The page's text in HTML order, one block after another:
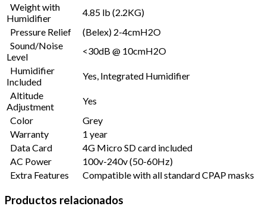
Weight with
Humidifier
4.85 lb (2.2KG)
Pressure Relief
(Belex) 2-4cmH2O
Sound/Noise
Level
<30dB @ 10cmH2O
Humidifier
Included
Yes, Integrated Humidifier
Altitude
Adjustment
Yes
Color
Grey
Warranty
1 year
Data Card
4G Micro SD card included
AC Power
100v-240v (50-60Hz)
Extra Features
Compatible with all standard CPAP masks
Productos relacionados